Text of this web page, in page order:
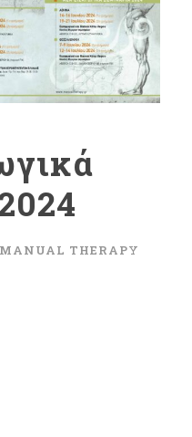
MANUAL THERAPY